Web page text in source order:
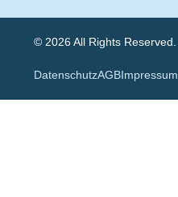
© 2026 All Rights Reserved.
DatenschutzAGBImpressum